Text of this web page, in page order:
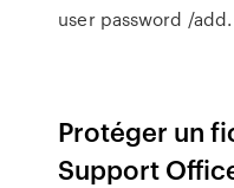
user password /
Protéger un
Support